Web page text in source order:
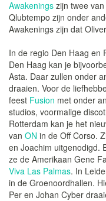
Awakenings zijn twee
Qlubtempo zijn onder
Awakenings zijn dat
In de regio Den Haag en
Den Haag kan je
Asta. Daar zullen onder
draaien. Voor de
feest Fusion met onder
studios, voormalige
Rotterdam kan je het
van ON in de Off Corso.
en Joachim uitgenodigd.
ze de Amerikaan Gene
Viva Las Palmas. In
in de Groenoordhallen.
Per en Johan Cyber